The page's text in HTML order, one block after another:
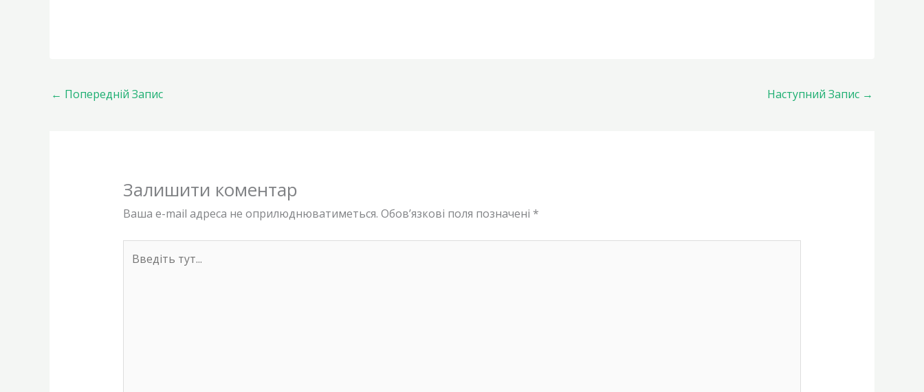
← Попередній Запис Наступний Запис →
Залишити коментар
Ваша e-mail адреса не оприлюднюватиметься. Обов’язкові поля позначені *